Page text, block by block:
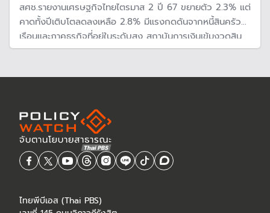
สศช.รายงานเศรษฐกิจไทยไตรมาส 2 ปี 67 ขยายตัว 2.3% แต่
คาดทั้งปีเติบโตลดลงเหลือ 2.8% มีแรงกดดันจากหนี้สินครัว
เรือนและภาคธุรกิจที่อยู่ในระดับสูง สถาบันการเงินเข้มงวดสิน
เชื่อ ขณะที่ความเสี่ยงเศรษฐกิจโลกชะลอ
ไทยพีบีเอส (Thai PBS)